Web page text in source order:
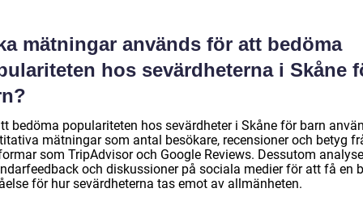
mätningar används för att bedöma
hos sevärdheterna i Skåne
bedöma populariteten hos sevärdheter i Skåne för barn
mätningar som antal besökare, recensioner och betyg
som TripAdvisor och Google Reviews. Dessutom
och diskussioner på sociala medier för att få en
för hur sevärdheterna tas emot av allmänheten.